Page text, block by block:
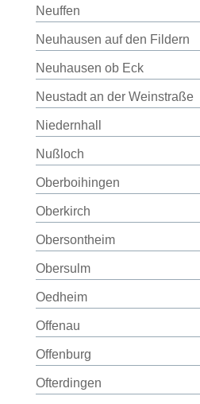
Neuffen
Neuhausen auf den Fildern
Neuhausen ob Eck
Neustadt an der Weinstraße
Niedernhall
Nußloch
Oberboihingen
Oberkirch
Obersontheim
Obersulm
Oedheim
Offenau
Offenburg
Ofterdingen